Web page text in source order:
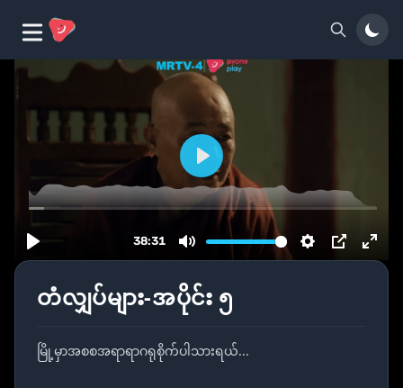
တံလျှပ်များ-အပိုင်း ၅
မြို့မှာအစစအရာရာဂရုစိုက်ပါသားရယ်...